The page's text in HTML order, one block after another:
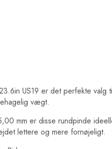
US19 er det perfekte
vægt.
mm er disse rundpinde
lettere og mere fornøjeligt.